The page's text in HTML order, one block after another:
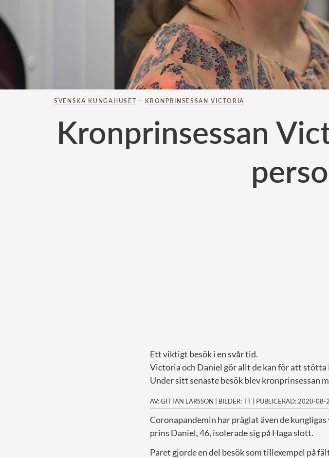
SVENSKA KUNGAHUSET – KRONPRINSESSAN VICTORIA
Kronprinsessan
Ett viktigt besök i en svår tid.
Victoria och Daniel gör allt de kan för att
Under sitt senaste besök blev kronprinsessan
AV: GITTAN LARSSON | BILDER: TT | PUBLICERAD: 2020-08-
Coronapandemin har präglat även de
prins Daniel, 46, isolerade sig på Haga slott.
Paret gjorde en del besök som tillexempel på